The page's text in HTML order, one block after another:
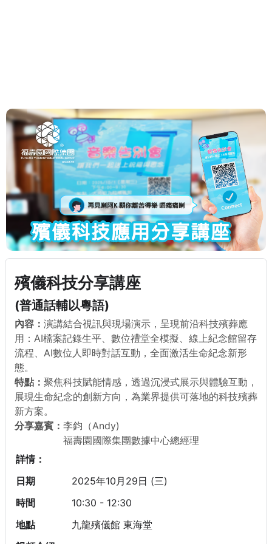
殯儀科技分享講座
(普通話輔以粵語)
內容： 演講結合視訊與現場演示，呈現前沿科技殯葬應
用：AI檔案記錄生平、數位禮堂全模擬、線上紀念館留存
流程、AI數位人即時對話互動，全面激活生命紀念新形
態。
特點： 聚焦科技賦能情感，透過沉浸式展示與體驗互動，
展現生命紀念的創新方向，為業界提供可落地的科技殯葬
新方案。
分享嘉賓： 李鈞（Andy)
福壽園國際集團數據中心總經理
詳情：
日期
2025年10月29日 (三)
時間
10:30 - 12:30
地點
九龍殯儀館 東海堂